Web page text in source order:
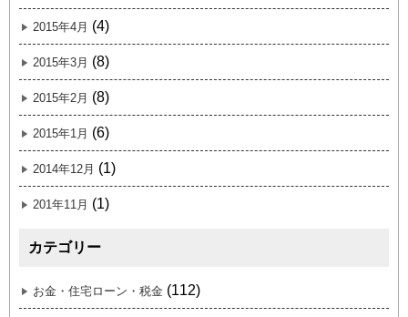
2015年4月 (4)
2015年3月 (8)
2015年2月 (8)
2015年1月 (6)
2014年12月 (1)
201年11月 (1)
カテゴリー
お金・住宅ローン・税金 (112)